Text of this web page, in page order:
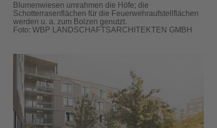
Blumenwiesen umrahmen die Höfe; die
Schotterrasenflächen für die Feuerwehraufstellflächen
werden u. a. zum Bolzen genutzt.
Foto: WBP LANDSCHAFTSARCHITEKTEN GMBH